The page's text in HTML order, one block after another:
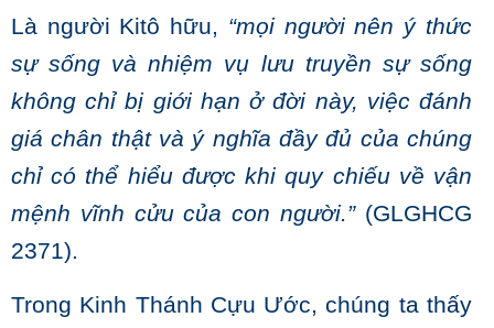
Là người Kitô hữu, “mọi người nên ý thức
sự sống và nhiệm vụ lưu truyền sự sống
không chỉ bị giới hạn ở đời này, việc đánh
giá chân thật và ý nghĩa đầy đủ của chúng
chỉ có thể hiểu được khi quy chiếu về vận
mệnh vĩnh cửu của con người.”(GLGHCG
2371).
Trong Kinh Thánh Cựu Ước, chúng ta thấy